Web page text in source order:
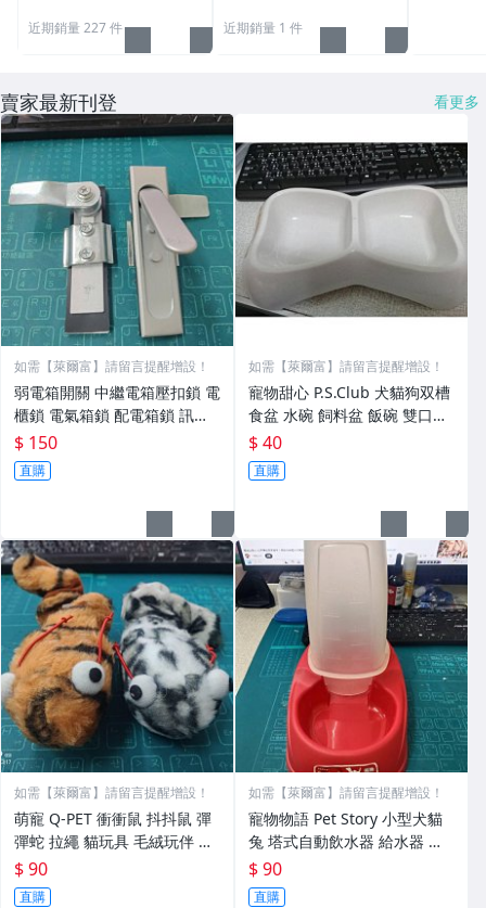
近期銷量 227 件 近期銷量 1 件
賣家最新刊登 看更多
如需【萊爾富】請留言提醒增設！
弱電箱開關 中繼電箱壓扣鎖 電
櫃鎖 電氣箱鎖 配電箱鎖 訊號
箱開關 白鐵旋桿鎖 電器箱（7
17-2）單入150元
$ 150
直購
如需【萊爾富】請留言提醒增設！
寵物甜心 P.S.Club 犬貓狗双槽
食盆 水碗 飼料盆 飯碗 雙口餐
具PPVC-141S（M）中小型犬
貓，甩清40元
$ 40
直購
如需【萊爾富】請留言提醒增設！
萌寵 Q-PET 衝衝鼠 抖抖鼠 彈
彈蛇 拉繩 貓玩具 毛絨玩伴 貓
遊戲 遊具 大甩清 90元 ～貓追
老鼠
$ 90
直購
如需【萊爾富】請留言提醒增設！
寵物物語 Pet Story 小型犬貓
兔 塔式自動飲水器 給水器 水
盆 水碗 餵水器 BD-139876，
甩清90元
$ 90
直購